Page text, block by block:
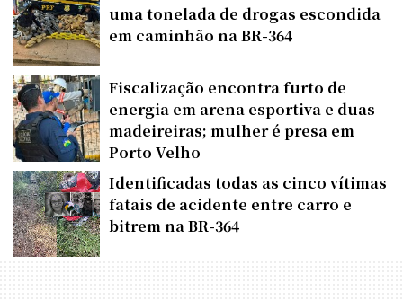
uma tonelada de drogas escondida
em caminhão na BR-364
Fiscalização encontra furto de
energia em arena esportiva e duas
madeireiras; mulher é presa em
Porto Velho
Identificadas todas as cinco vítimas
fatais de acidente entre carro e
bitrem na BR-364